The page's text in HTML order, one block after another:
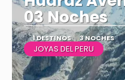
03 Noches
1 DESTINOS 3 NOCHES
JOYAS DEL PERU